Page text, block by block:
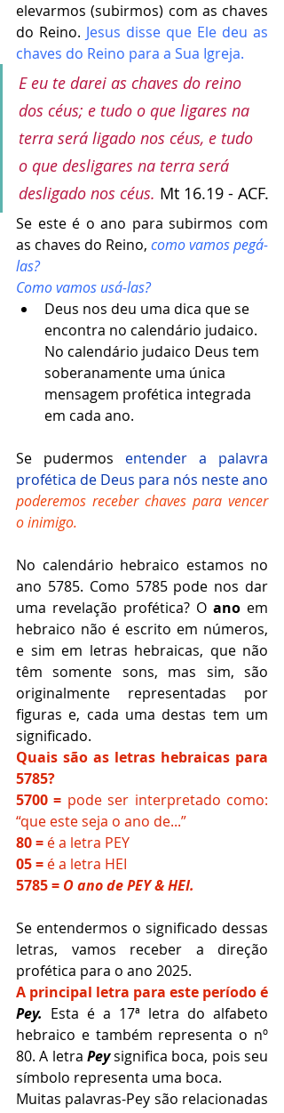
elevarmos (subirmos) com as chaves
do Reino. Jesus disse que Ele deu as
chaves do Reino para a Sua Igreja.
E eu te darei as chaves do reino
dos céus; e tudo o que ligares na
terra será ligado nos céus, e tudo
o que desligares na terra será
desligado nos céus. Mt 16.19 - ACF.
Se este é o ano para subirmos com
as chaves do Reino, como vamos pegá-
las?
Como vamos usá-las?
Deus nos deu uma dica que se
encontra no calendário judaico.
No calendário judaico Deus tem
soberanamente uma única
mensagem profética integrada
em cada ano.
Se pudermos entender a palavra
profética de Deus para nós neste ano
poderemos receber chaves para vencer
o inimigo.
No calendário hebraico estamos no
ano 5785. Como 5785 pode nos dar
uma revelação profética? O ano em
hebraico não é escrito em números,
e sim em letras hebraicas, que não
têm somente sons, mas sim, são
originalmente representadas por
figuras e, cada uma destas tem um
significado.
Quais são as letras hebraicas para
5785?
5700 = pode ser interpretado como:
“que este seja o ano de...”
80 = é a letra PEY
05 = é a letra HEI
5785 = O ano de PEY & HEI.
Se entendermos o significado dessas
letras, vamos receber a direção
profética para o ano 2025.
Pey. Esta é a 17ª letra do alfabeto
hebraico e também representa o nº
80. A letra Pey significa boca, pois seu
símbolo representa uma boca.
Muitas palavras-Pey são relacionadas